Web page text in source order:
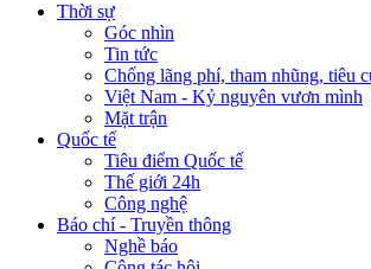
Thời sự
Góc nhìn
Tin tức
Chống lãng phí, tham nhũng, tiêu
Việt Nam - Kỷ nguyên vươn mình
Mặt trận
Quốc tế
Tiêu điểm Quốc tế
Thế giới 24h
Công nghệ
Báo chí - Truyền thông
Nghề báo